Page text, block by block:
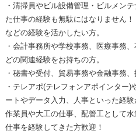
・清掃員やビル設備管理・ビルメン
た仕事の経験も無駄にはなりません
などの経験を活かしたい方。
・会計事務所や学校事務、医療事務
どの関連経験をお持ちの方。
・秘書や受付、貿易事務や金融事務
・テレアポ(テレフォンアポインター
ートやデータ入力、人事といった経
作業員や大工の仕事、配管工として
仕事を経験してきた方歓迎！